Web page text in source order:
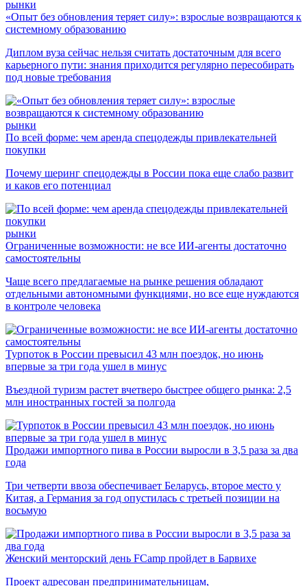
рынки
«Опыт без обновления теряет силу»: взрослые возвращаются к
системному образованию
Диплом вуза сейчас нельзя считать достаточным для всего
карьерного пути: знания приходится регулярно пересобирать
под новые требования
рынки
По всей форме: чем аренда спецодежды привлекательней
покупки
Почему шеринг спецодежды в России пока еще слабо развит
и каков его потенциал
рынки
Ограниченные возможности: не все ИИ-агенты достаточно
самостоятельны
Чаще всего предлагаемые на рынке решения обладают
отдельными автономными функциями, но все еще нуждаются
в контроле человека
Турпоток в России превысил 43 млн поездок, но июнь
впервые за три года ушел в минус
Въездной туризм растет вчетверо быстрее общего рынка: 2,5
млн иностранных гостей за полгода
Продажи импортного пива в России выросли в 3,5 раза за два
года
Три четверти ввоза обеспечивает Беларусь, второе место у
Китая, а Германия за год опустилась с третьей позиции на
восьмую
Женский менторский день FCamp пройдет в Барвихе
Проект адресован предпринимательницам,